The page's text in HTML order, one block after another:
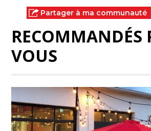
Partager à ma communauté
RECOMMANDÉS
VOUS